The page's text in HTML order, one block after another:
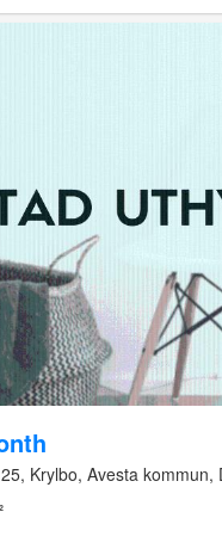
Krylbo, Avesta kommun,